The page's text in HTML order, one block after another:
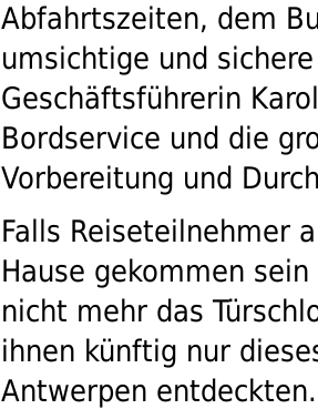
Abfahrtszeiten, dem
umsichtige und
Geschäftsführerin
Bordservice und die
Vorbereitung und
Falls Reiseteilnehmer
Hause gekommen
nicht mehr das
ihnen künftig nur
Antwerpen entdeckten.